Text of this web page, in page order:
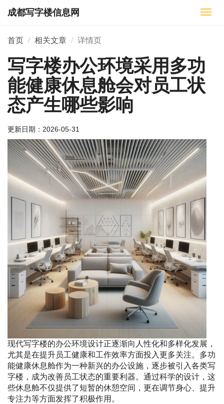
切
成都写字楼信息网
首页 相关文章 详情页
写字楼办公环境采用多功
能健康休息舱会对员工状
态产生哪些影响
更新日期： 2026-05-31
现代写字楼的办公环境设计正逐渐向人性化和多样化发展，
尤其是在提升员工健康和工作效率方面投入更多关注。多功
能健康休息舱作为一种新兴的办公设施，逐步被引入各类写
字楼，成为改善员工状态的重要利器。通过科学的设计，这
些休息舱不仅提供了短暂的休憩空间，更在调节身心、提升
专注力等方面发挥了积极作用。